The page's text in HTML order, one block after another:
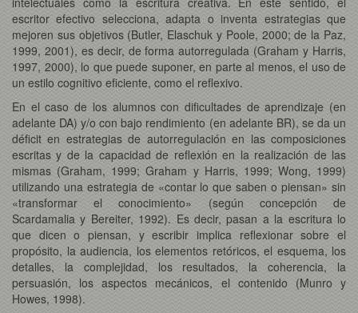
escritor efectivo selecciona, adapta o inventa estrategias que
mejoren sus objetivos (Butler, Elaschuk y Poole, 2000; de la Paz,
1999, 2001), es decir, de forma autorregulada (Graham y Harris,
1997, 2000), lo que puede suponer, en parte al menos, el uso de
un estilo cognitivo eficiente, como el reflexivo.
En el caso de los alumnos con dificultades de aprendizaje (en
adelante DA) y/o con bajo rendimiento (en adelante BR), se da un
déficit en estrategias de autorregulación en las composiciones
escritas y de la capacidad de reflexión en la realización de las
mismas (Graham, 1999; Graham y Harris, 1999; Wong, 1999)
utilizando una estrategia de «contar lo que saben o piensan» sin
«transformar el conocimiento» (según concepción de
Scardamalia y Bereiter, 1992). Es decir, pasan a la escritura lo
que dicen o piensan, y escribir implica reflexionar sobre el
propósito, la audiencia, los elementos retóricos, el esquema, los
detalles, la complejidad, los resultados, la coherencia, la
persuasión, los aspectos mecánicos, el contenido (Munro y
Howes, 1998).